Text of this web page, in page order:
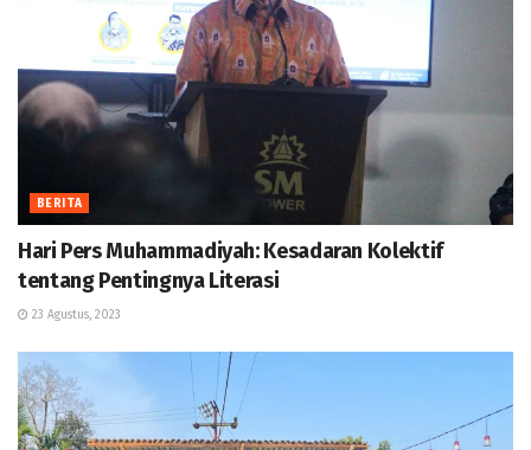
BERITA
Hari Pers Muhammadiyah: Kesadaran Kolektif
tentang Pentingnya Literasi
23 Agustus, 2023